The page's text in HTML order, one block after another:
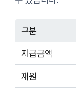
구분
지급금액
재원